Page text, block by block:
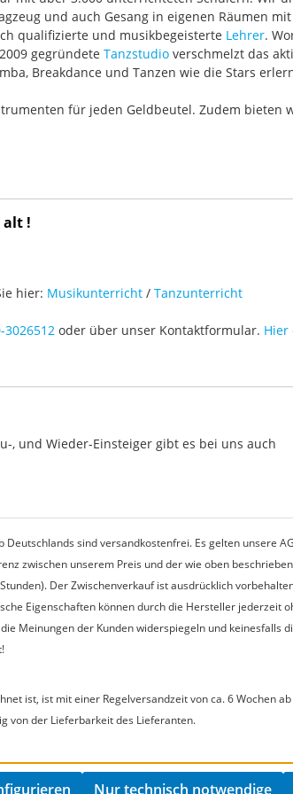
und auch Gesang in eigenen Räumen
qualifizierte und musikbegeisterte Lehrer.
gegründete Tanzstudio verschmelzt das
Breakdance und Tanzen wie die Stars
für jeden Geldbeutel. Zudem bieten
alt !
hier: Musikunterricht / Tanzunterricht
3026512 oder über unser Kontaktformular. Hier
, und Wieder-Einsteiger gibt es bei uns auch
sind versandkostenfrei. Es gelten unsere
zwischen unserem Preis und der wie oben
Der Zwischenverkauf ist ausdrücklich
Eigenschaften können durch die Hersteller jederzeit
Meinungen der Kunden widerspiegeln und keinesfalls
ist, ist mit einer Regelversandzeit von ca. 6 Wochen
von der Lieferbarkeit des Lieferanten.
Nur technisch notwendige